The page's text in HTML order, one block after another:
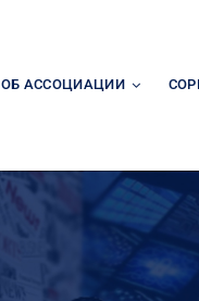
ОБ АССОЦИАЦИИ